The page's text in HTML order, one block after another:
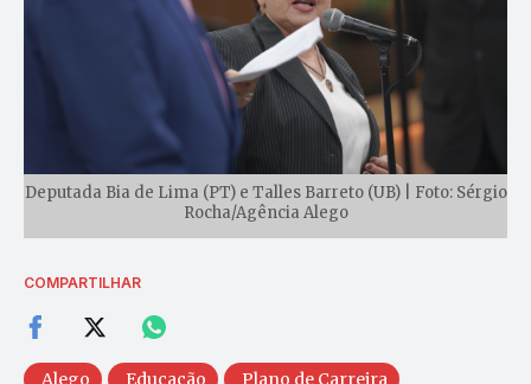
Deputada Bia de Lima (PT) e Talles Barreto (UB) | Foto: Sérgio
Rocha/Agência Alego
COMPARTILHAR
Alego Educação Plano de Carreira